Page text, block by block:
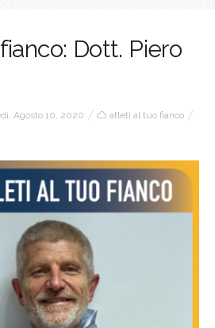
Dott. Piero
Agosto 10, 2020
atleti al tuo fianco